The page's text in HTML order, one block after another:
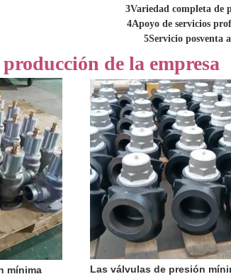
3Variedad completa de
4Apoyo de servicios
5Servicio posventa
de la empresa
mínima Las válvulas de presión